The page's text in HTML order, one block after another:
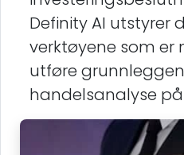
Definity AI utstyrer
verktøyene som er
utføre
handelsanalyse